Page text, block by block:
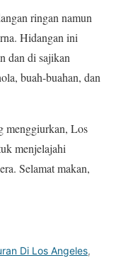
ringan namun
Hidangan ini
dan di sajikan
buah-buahan, dan
menggiurkan, Los
menjelajahi
Selamat makan,
Di Los Angeles,